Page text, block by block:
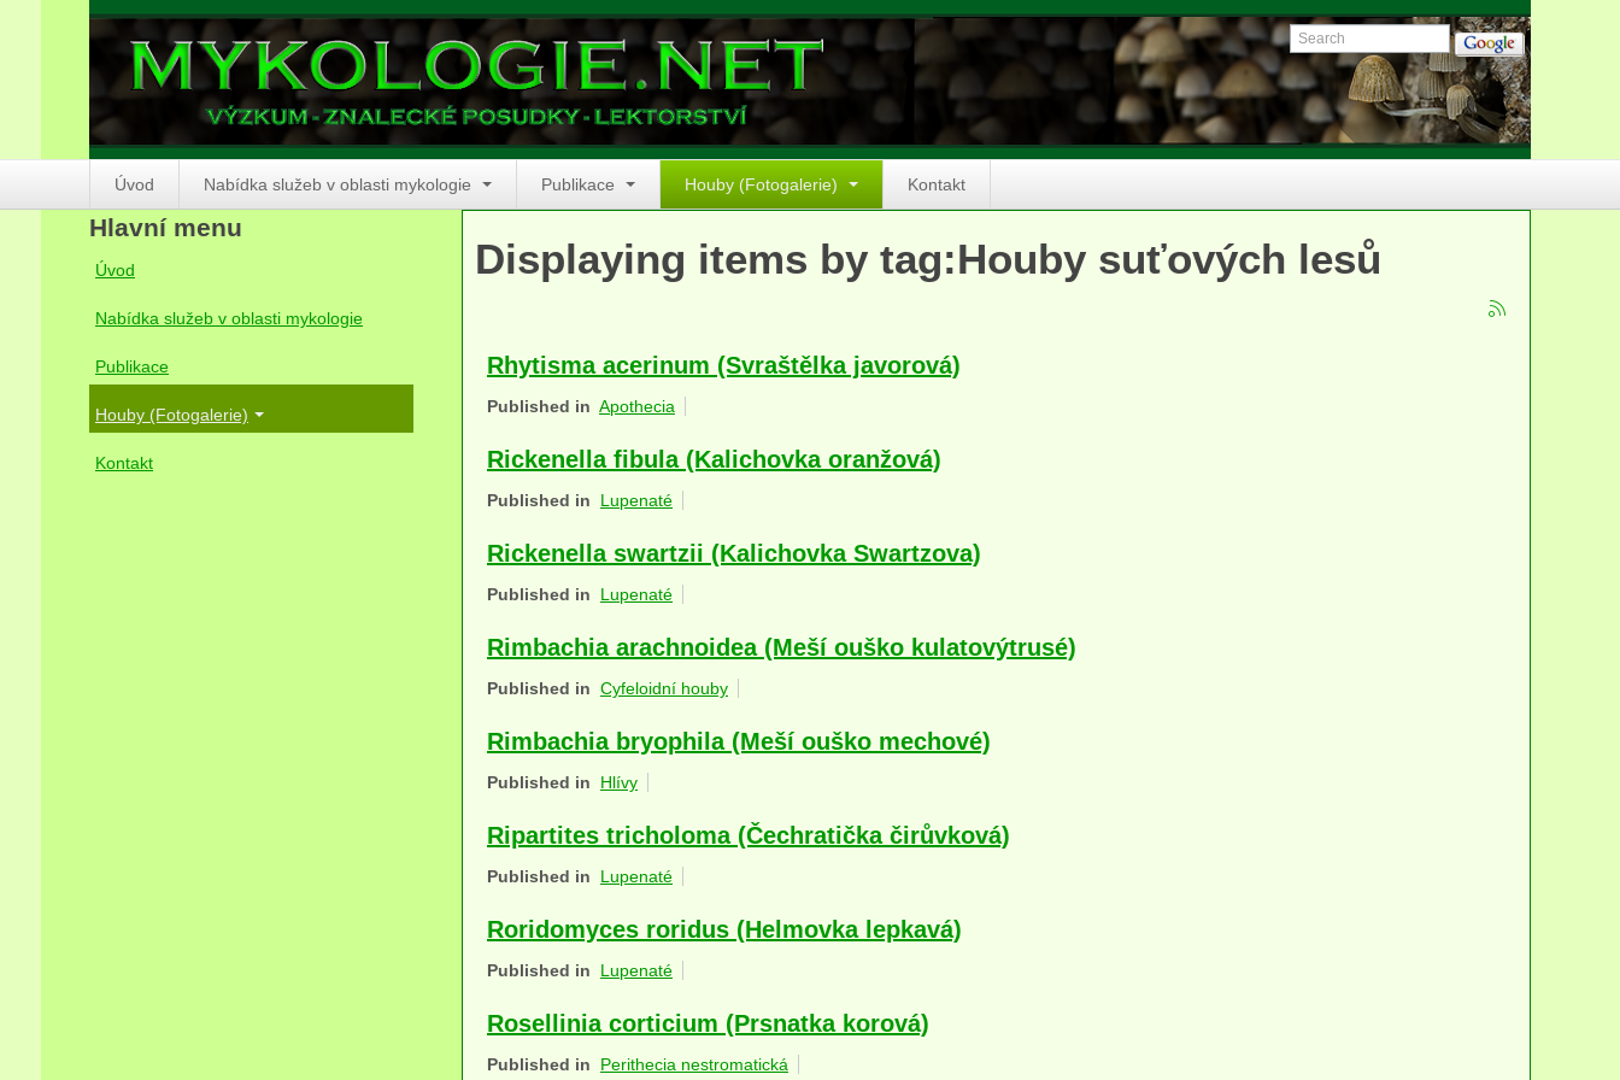
Úvod Nabídka služeb v oblasti mykologie Publikace Houby (Fotogalerie) Kontakt
Displaying items by tag:Houby suťových lesů
Rhytisma acerinum (Svraštělka javorová)
Published in Apothecia
Rickenella fibula (Kalichovka oranžová)
Published in Lupenaté
Rickenella swartzii (Kalichovka Swartzova)
Published in Lupenaté
Rimbachia arachnoidea (Meší ouško kulatovýtrusé)
Published in Cyfeloidní houby
Rimbachia bryophila (Meší ouško mechové)
Published in Hlívy
Ripartites tricholoma (Čechratička čirůvková)
Published in Lupenaté
Roridomyces roridus (Helmovka lepkavá)
Published in Lupenaté
Rosellinia corticium (Prsnatka korová)
Published in Perithecia nestromatická
Hlavní menu
Úvod
Nabídka služeb v oblasti mykologie
Publikace
Houby (Fotogalerie)
Kontakt